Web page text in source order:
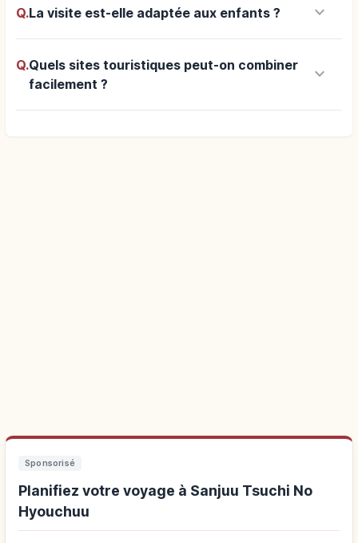
Q.La visite est-elle adaptée aux enfants ? keyboard_arrow_down
Q.Quels sites touristiques peut-on combiner
facilement ?
keyboard_arrow_down
Sponsorisé
Planifiez votre voyage à Sanjuu Tsuchi No
Hyouchuu